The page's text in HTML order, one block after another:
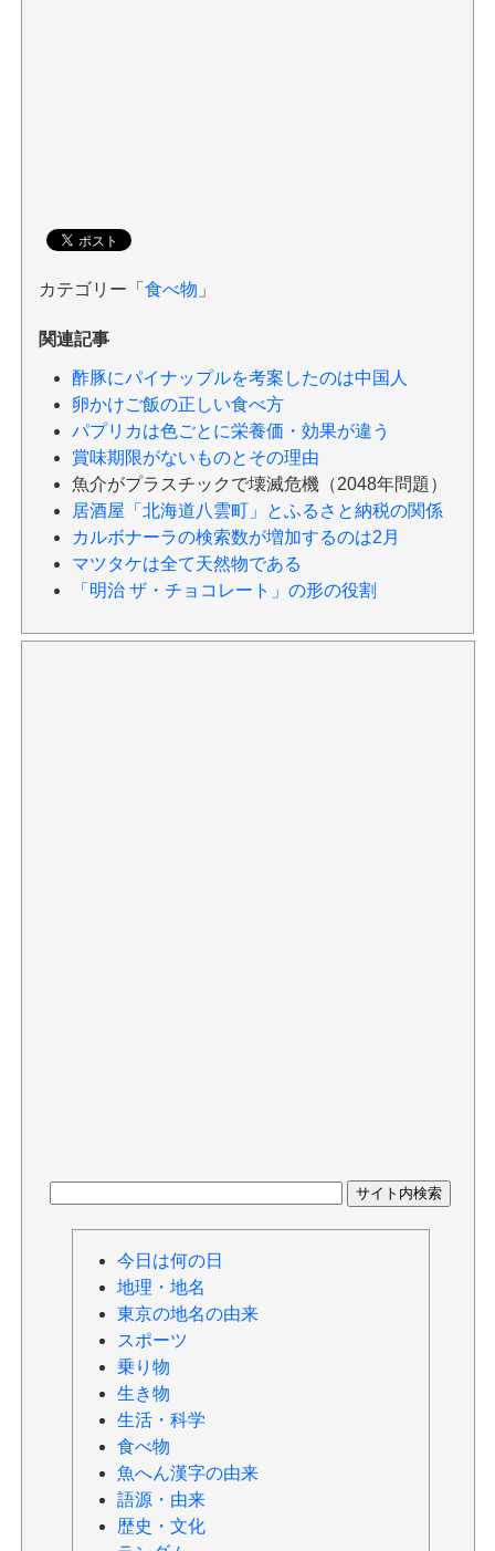
カテゴリー「 食べ物 」
関連記事
酢豚にパイナップルを考案したのは中国人
卵かけご飯の正しい食べ方
パプリカは色ごとに栄養価・効果が違う
賞味期限がないものとその理由
魚介がプラスチックで壊滅危機（2048年問題）
居酒屋「北海道八雲町」とふるさと納税の関係
カルボナーラの検索数が増加するのは2月
マツタケは全て天然物である
「明治 ザ・チョコレート」の形の役割
今日は何の日
地理・地名
東京の地名の由来
スポーツ
乗り物
生き物
生活・科学
食べ物
魚へん漢字の由来
語源・由来
歴史・文化